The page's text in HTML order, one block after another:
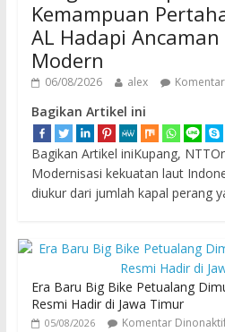
Kemampuan
AL Hadapi
Modern
06/08/2026 alex
Bagikan Artikel ini
Bagikan Artikel iniKupang,
Modernisasi kekuatan laut
diukur dari jumlah kapal perang
Era Baru Big Bike Petualang
Resmi Hadir di Jawa Timur
05/08/2026 Komentar